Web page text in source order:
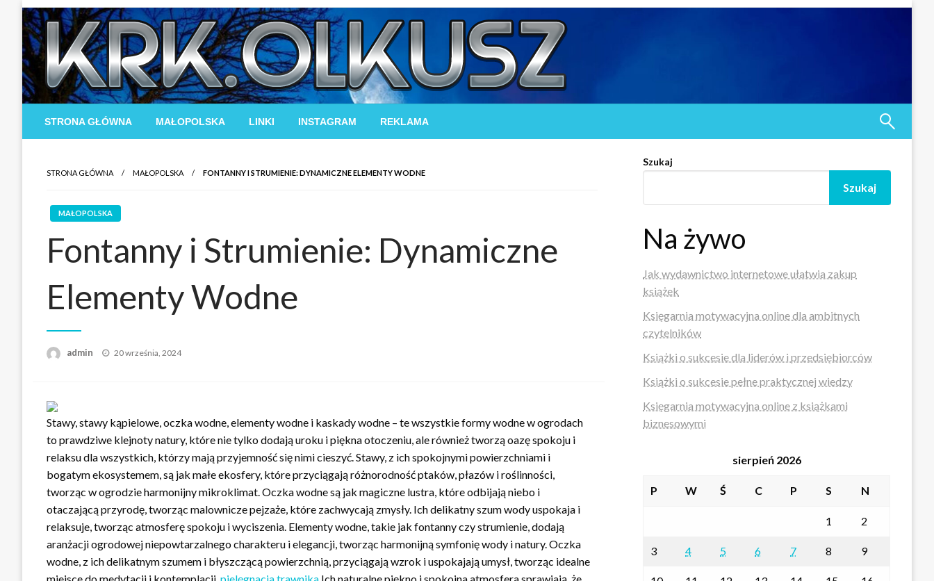
content
STRONA GŁÓWNA MAŁOPOLSKA LINKI INSTAGRAM REKLAMA
STRONA GŁÓWNA MAŁOPOLSKA FONTANNY I STRUMIENIE: DYNAMICZNE ELEMENTY WODNE
MAŁOPOLSKA
Fontanny i Strumienie: Dynamiczne
Elementy Wodne
admin
Opublikowane
20 września, 2024
Stawy, stawy kąpielowe, oczka wodne, elementy wodne i kaskady wodne – te wszystkie formy wodne w ogrodach
to prawdziwe klejnoty natury, które nie tylko dodają uroku i piękna otoczeniu, ale również tworzą oazę spokoju i
relaksu dla wszystkich, którzy mają przyjemność się nimi cieszyć. Stawy, z ich spokojnymi powierzchniami i
bogatym ekosystemem, są jak małe ekosfery, które przyciągają różnorodność ptaków, płazów i roślinności,
tworząc w ogrodzie harmonijny mikroklimat. Oczka wodne są jak magiczne lustra, które odbijają niebo i
otaczającą przyrodę, tworząc malownicze pejzaże, które zachwycają zmysły. Ich delikatny szum wody uspokaja i
relaksuje, tworząc atmosferę spokoju i wyciszenia. Elementy wodne, takie jak fontanny czy strumienie, dodają
aranżacji ogrodowej niepowtarzalnego charakteru i elegancji, tworząc harmonijną symfonię wody i natury. Oczka
wodne, z ich delikatnym szumem i błyszczącą powierzchnią, przyciągają wzrok i uspokajają umysł, tworząc idealne
Szukaj
Szukaj
Na żywo
Jak wydawnictwo internetowe ułatwia zakup
książek
Księgarnia motywacyjna online dla ambitnych
czytelników
Książki o sukcesie dla liderów i przedsiębiorców
Książki o sukcesie pełne praktycznej wiedzy
Księgarnia motywacyjna online z książkami
biznesowymi
sierpień 2026
P W Ś C P S N
1 2
3 4 5 6 7 8 9